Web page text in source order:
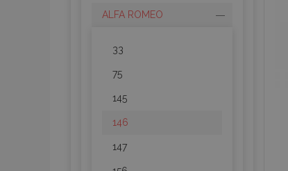
ALFA ROMEO
33
75
145
146
147